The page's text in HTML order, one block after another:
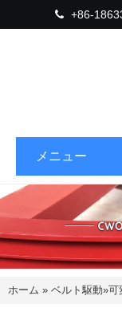
+86-
メニュー
ホーム » ベルト駆動»可